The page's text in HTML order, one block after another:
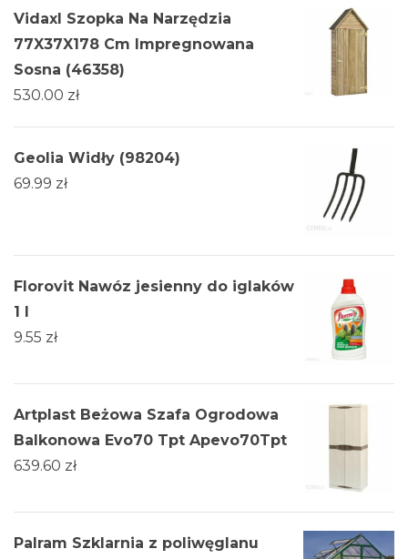
Vidaxl Szopka Na Narzędzia
77X37X178 Cm Impregnowana
Sosna (46358)
530.00 zł
Geolia Widły (98204)
69.99 zł
Florovit Nawóz jesienny do iglaków
1 l
9.55 zł
Artplast Beżowa Szafa Ogrodowa
Balkonowa Evo70 Tpt Apevo70Tpt
639.60 zł
Palram Szklarnia z poliwęglanu